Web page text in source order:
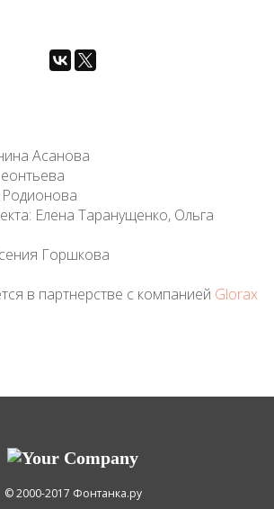
Асанова
Елена Таранущенко, Ольга
Горшкова
в партнерстве с компанией Glorax
© 2000-2017 Фонтанка.ру